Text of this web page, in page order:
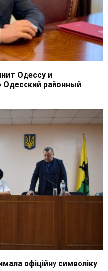
Одессу и
районный
офіційну символіку